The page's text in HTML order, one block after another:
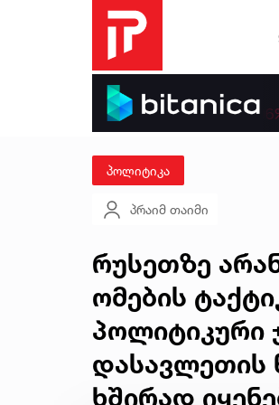
პოლიტიკა
პრაიმ თაიმი
რუსეთზე
ომების
პოლიტიკური
დასავლეთის
ხშირად